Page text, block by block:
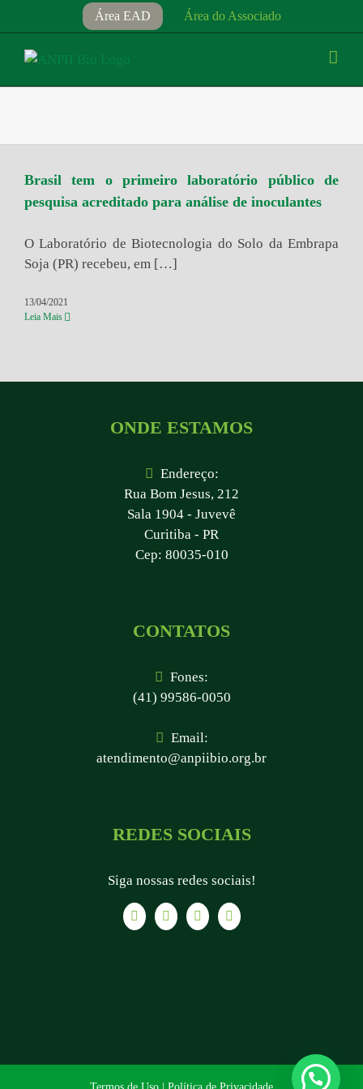
para
Área EAD Área do Associado
Brasil tem o primeiro laboratório público de
pesquisa acreditado para análise de inoculantes
O Laboratório de Biotecnologia do Solo da Embrapa
Soja (PR) recebeu, em […]
13/04/2021
Leia Mais
ONDE ESTAMOS
Endereço:
Rua Bom Jesus, 212
Sala 1904 - Juvevê
Curitiba - PR
Cep: 80035-010
CONTATOS
Fones:
(41) 99586-0050
Email:
atendimento@anpiibio.org.br
REDES SOCIAIS
Siga nossas redes sociais!